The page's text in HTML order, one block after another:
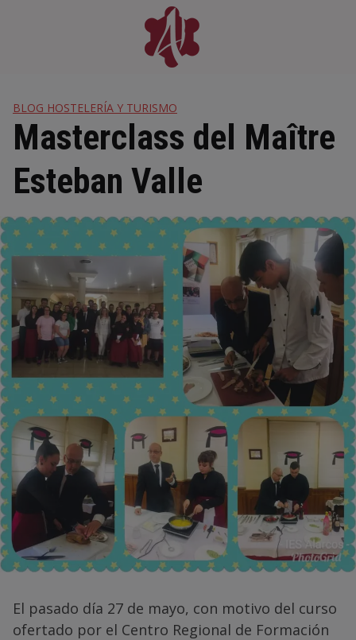
BLOG HOSTELERÍA Y TURISMO
Masterclass del Maître
Esteban Valle
El pasado día 27 de mayo, con motivo del curso
ofertado por el Centro Regional de Formación